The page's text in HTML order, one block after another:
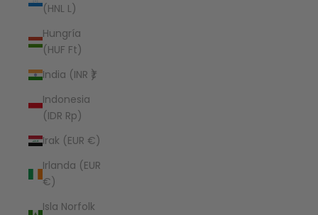
(HNL L)
Hungría
(HUF Ft)
India (INR ₹)
Indonesia
(IDR Rp)
Irak (EUR €)
Irlanda (EUR
€)
Isla Norfolk